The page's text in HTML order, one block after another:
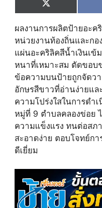
Share
on
X
(
w
i
t
t
e
r
)
ผลงานการผลิตป้ายอะ
หน่วยงานท้องถิ่นและก
แผ่นอะคริลิคสีน้ำเงินเข้
หนาที่เหมาะสม ตัดขอบ
ข้อความบนป้ายถูกจัดวา
อักษรสีขาวที่อ่านง่ายแ
ความโปร่งใสในการดำ
หมู่ที่ 9 ตำบลคลองข่อย
ความแข็งแรง ทนต่อสภ
สะอาดง่าย ตอบโจทย์กา
ดีเยี่ยม